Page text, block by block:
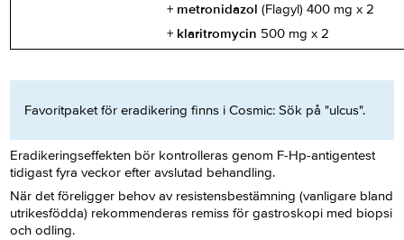
+ metronidazol (Flagyl) 400 mg x 2
+ klaritromycin 500 mg x 2
Favoritpaket för eradikering finns i Cosmic: Sök på "ulcus".
Eradikeringseffekten bör kontrolleras genom F-Hp-antigentest
tidigast fyra veckor efter avslutad behandling.
När det föreligger behov av resistensbestämning (vanligare bland
utrikesfödda) rekommenderas remiss för gastroskopi med biopsi
och odling.